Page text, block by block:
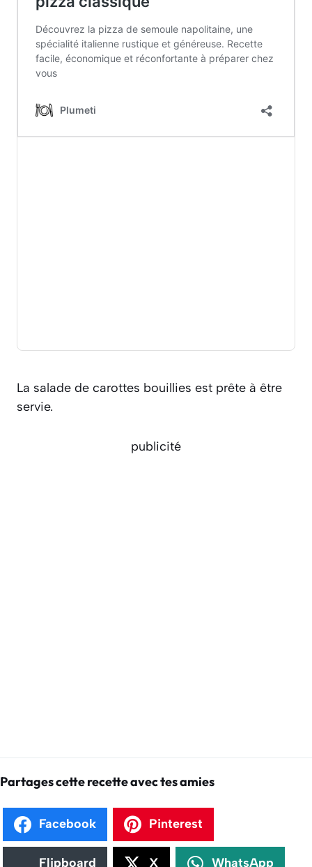
La salade de carottes bouillies est prête à être
servie.
publicité
Partages cette recette avec tes amies
Facebook Pinterest
Flipboard X WhatsApp